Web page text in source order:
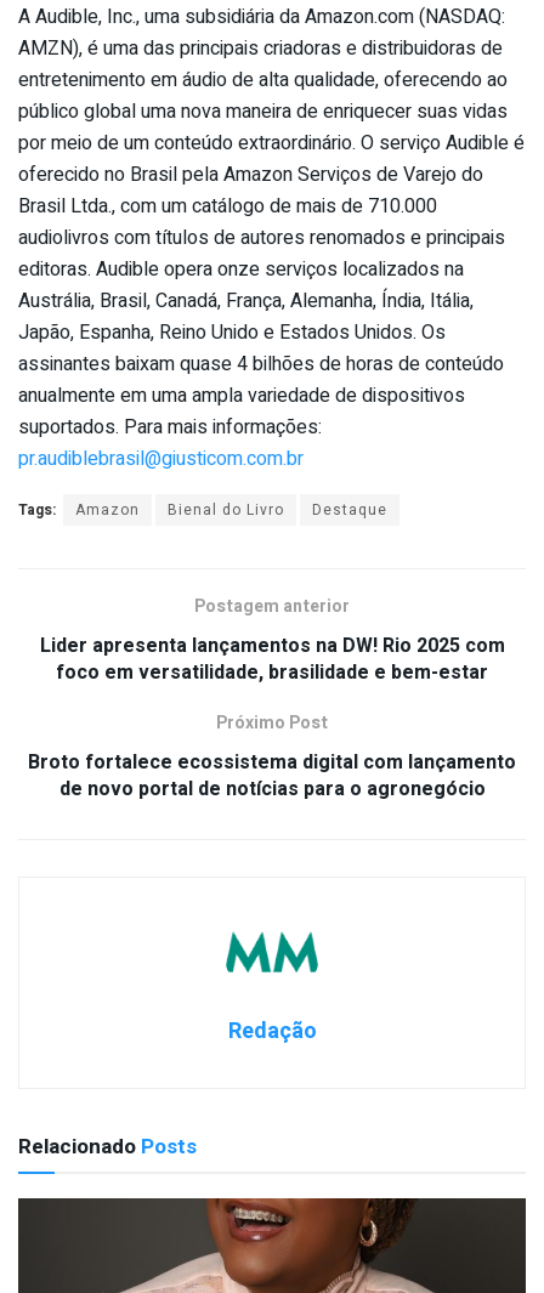
A Audible, Inc., uma subsidiária da Amazon.com (NASDAQ:
AMZN), é uma das principais criadoras e distribuidoras de
entretenimento em áudio de alta qualidade, oferecendo ao
público global uma nova maneira de enriquecer suas vidas
por meio de um conteúdo extraordinário. O serviço Audible é
oferecido no Brasil pela Amazon Serviços de Varejo do
Brasil Ltda., com um catálogo de mais de 710.000
audiolivros com títulos de autores renomados e principais
editoras. Audible opera onze serviços localizados na
Austrália, Brasil, Canadá, França, Alemanha, Índia, Itália,
Japão, Espanha, Reino Unido e Estados Unidos. Os
assinantes baixam quase 4 bilhões de horas de conteúdo
anualmente em uma ampla variedade de dispositivos
suportados. Para mais informações:
pr.audiblebrasil@giusticom.com.br
Tags: Amazon Bienal do Livro Destaque
Postagem anterior
Lider apresenta lançamentos na DW! Rio 2025 com
foco em versatilidade, brasilidade e bem-estar
Próximo Post
Broto fortalece ecossistema digital com lançamento
de novo portal de notícias para o agronegócio
Redação
Relacionado Posts